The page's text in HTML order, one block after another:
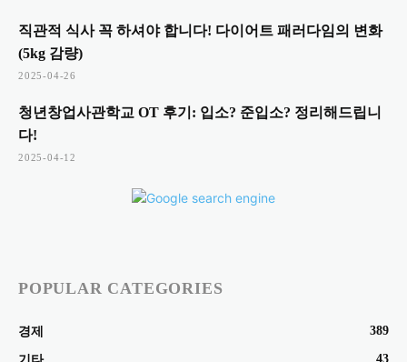
직관적 식사 꼭 하셔야 합니다! 다이어트 패러다임의 변화
(5kg 감량)
2025-04-26
청년창업사관학교 OT 후기: 입소? 준입소? 정리해드립니
다!
2025-04-12
POPULAR CATEGORIES
경제 389
43